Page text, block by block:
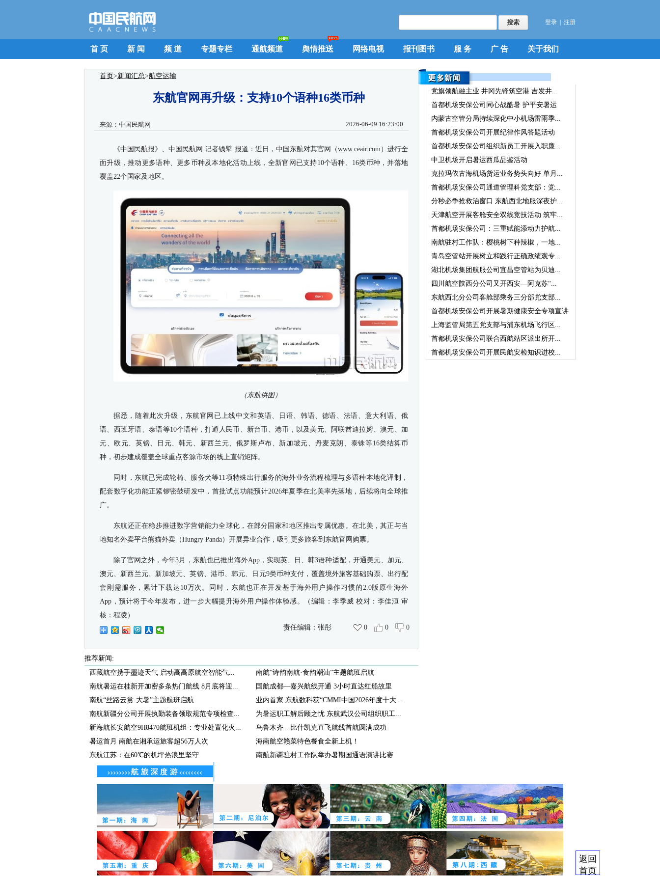
登录 注册
首 页 新 闻 频 道 专题专栏 通航频道 舆情推送 网络电视 报刊图书 服 务 广 告 关于我们
首页>新闻汇总>航空运输
东航官网再升级：支持10个语种16类币种
来源： 中国民航网 2026-06-09 16:23:00
《中国民航报》、中国民航网 记者钱擘 报道：近日，中国东航对其官网（www.ceair.com）进行全
面升级，推动更多语种、更多币种及本地化活动上线，全新官网已支持10个语种、16类币种，并落地
覆盖22个国家及地区。
（东航供图）
据悉，随着此次升级，东航官网已上线中文和英语、日语、韩语、德语、法语、意大利语、俄
语、西班牙语、泰语等10个语种，打通人民币、新台币、港币，以及美元、阿联酋迪拉姆、澳元、加
元、欧元、英镑、日元、韩元、新西兰元、俄罗斯卢布、新加坡元、丹麦克朗、泰铢等16类结算币
种，初步建成覆盖全球重点客源市场的线上直销矩阵。
同时，东航已完成轮椅、服务犬等11项特殊出行服务的海外业务流程梳理与多语种本地化译制，
配套数字化功能正紧锣密鼓研发中，首批试点功能预计2026年夏季在北美率先落地，后续将向全球推
广。
东航还正在稳步推进数字营销能力全球化，在部分国家和地区推出专属优惠。在北美，其正与当
地知名外卖平台熊猫外卖（Hungry Panda）开展异业合作，吸引更多旅客到东航官网购票。
除了官网之外，今年3月，东航也已推出海外App，实现英、日、韩3语种适配，开通美元、加元、
澳元、新西兰元、新加坡元、英镑、港币、韩元、日元9类币种支付，覆盖境外旅客基础购票、出行配
套刚需服务，累计下载达10万次。同时，东航也正在开发基于海外用户操作习惯的2.0版原生海外
App，预计将于今年发布，进一步大幅提升海外用户操作体验感。（编辑：李季威 校对：李佳洹 审
核：程凌）
责任编辑： 张彤 0 0 0
推荐新闻:
西藏航空携手墨迹天气 启动高高原航空智能气...
南航暑运在桂新开加密多条热门航线 8月底将迎...
南航“丝路云赏·大暑”主题航班启航
南航新疆分公司开展执勤装备领取规范专项检查...
新海航长安航空9H8470航班机组：专业处置化火...
暑运首月 南航在湘承运旅客超56万人次
东航江苏：在60℃的机坪热浪里坚守
南航“诗韵南航·食韵潮汕”主题航班启航
国航成都—嘉兴航线开通 3小时直达红船故里
业内首家 东航数科获“CMMI中国2026年度十大...
为暑运职工解后顾之忧 东航武汉公司组织职工...
乌鲁木齐—比什凯克直飞航线首航圆满成功
海南航空赣菜特色餐食全新上机！
南航新疆驻村工作队举办暑期国通语演讲比赛
党旗领航融主业 井冈先锋筑空港 吉发井...
首都机场安保公司同心战酷暑 护平安暑运
内蒙古空管分局持续深化中小机场雷雨季...
首都机场安保公司开展纪律作风答题活动
首都机场安保公司组织新员工开展入职廉...
中卫机场开启暑运西瓜品鉴活动
克拉玛依古海机场货运业务势头向好 单月...
首都机场安保公司通道管理科党支部：党...
分秒必争抢救治窗口 东航西北地服深夜护...
天津航空开展客舱安全双线竞技活动 筑牢...
首都机场安保公司：三重赋能添动力护航...
南航驻村工作队：樱桃树下种辣椒，一地...
青岛空管站开展树立和践行正确政绩观专...
湖北机场集团航服公司宜昌空管站为贝迪...
四川航空陕西分公司又开西安—阿克苏“...
东航西北分公司客舱部乘务三分部党支部...
首都机场安保公司开展暑期健康安全专项宣讲
上海监管局第五党支部与浦东机场飞行区...
首都机场安保公司联合西航站区派出所开...
首都机场安保公司开展民航安检知识进校...
返回
首页